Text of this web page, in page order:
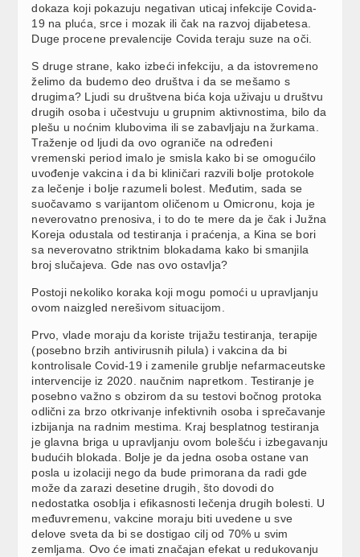
dokaza koji pokazuju negativan uticaj infekcije Covida-
19 na pluća, srce i mozak ili čak na razvoj dijabetesa.
Duge procene prevalencije Covida teraju suze na oči.
S druge strane, kako izbeći infekciju, a da istovremeno
želimo da budemo deo društva i da se mešamo s
drugima? Ljudi su društvena bića koja uživaju u društvu
drugih osoba i učestvuju u grupnim aktivnostima, bilo da
plešu u noćnim klubovima ili se zabavljaju na žurkama.
Traženje od ljudi da ovo ograniče na određeni
vremenski period imalo je smisla kako bi se omogućilo
uvođenje vakcina i da bi kliničari razvili bolje protokole
za lečenje i bolje razumeli bolest. Međutim, sada se
suočavamo s varijantom oličenom u Omicronu, koja je
neverovatno prenosiva, i to do te mere da je čak i Južna
Koreja odustala od testiranja i praćenja, a Kina se bori
sa neverovatno striktnim blokadama kako bi smanjila
broj slučajeva. Gde nas ovo ostavlja?
Postoji nekoliko koraka koji mogu pomoći u upravljanju
ovom naizgled nerešivom situacijom.
Prvo, vlade moraju da koriste trijažu testiranja, terapije
(posebno brzih antivirusnih pilula) i vakcina da bi
kontrolisale Covid-19 i zamenile grublje nefarmaceutske
intervencije iz 2020. naučnim napretkom. Testiranje je
posebno važno s obzirom da su testovi bočnog protoka
odlični za brzo otkrivanje infektivnih osoba i sprečavanje
izbijanja na radnim mestima. Kraj besplatnog testiranja
je glavna briga u upravljanju ovom bolešću i izbegavanju
budućih blokada. Bolje je da jedna osoba ostane van
posla u izolaciji nego da bude primorana da radi gde
može da zarazi desetine drugih, što dovodi do
nedostatka osoblja i efikasnosti lečenja drugih bolesti. U
međuvremenu, vakcine moraju biti uvedene u sve
delove sveta da bi se dostigao cilj od 70% u svim
zemljama. Ovo će imati značajan efekat u redukovanju